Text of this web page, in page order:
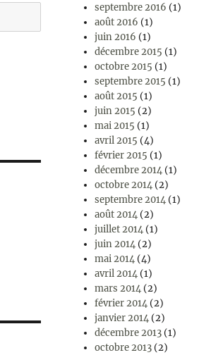
septembre 2016 (1)
août 2016 (1)
juin 2016 (1)
décembre 2015 (1)
octobre 2015 (1)
septembre 2015 (1)
août 2015 (1)
juin 2015 (2)
mai 2015 (1)
avril 2015 (4)
février 2015 (1)
décembre 2014 (1)
octobre 2014 (2)
septembre 2014 (1)
août 2014 (2)
juillet 2014 (1)
juin 2014 (2)
mai 2014 (4)
avril 2014 (1)
mars 2014 (2)
février 2014 (2)
janvier 2014 (2)
décembre 2013 (1)
octobre 2013 (2)